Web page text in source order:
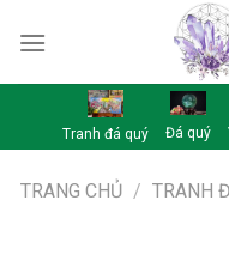
Tranh đá quý Đá quý
TRANG CHỦ / TRANH